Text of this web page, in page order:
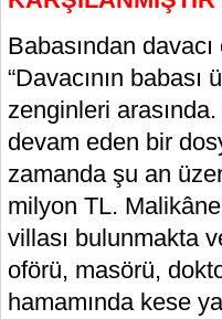
Babasından
“Davacının
zenginleri arasında.
devam eden bir
zamanda şu an
milyon TL.
villası bulunmakta
oförü, masörü,
hamamında kese